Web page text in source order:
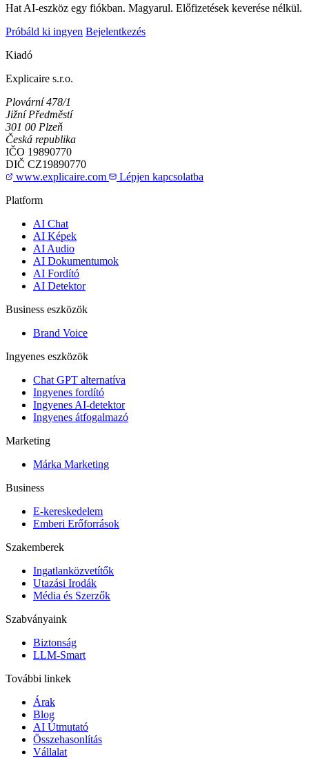
Hat AI-eszköz egy fiókban. Magyarul. Előfizetések keverése nélkül.
Próbáld ki ingyen Bejelentkezés
Kiadó
Explicaire s.r.o.
Plovární 478/1
Jižní Předměstí
301 00 Plzeň
Česká republika
IČO 19890770
DIČ CZ19890770
www.explicaire.com
Lépjen kapcsolatba
Platform
AI Chat
AI Képek
AI Audio
AI Dokumentumok
AI Fordító
AI Detektor
Business eszközök
Brand Voice
Ingyenes eszközök
Chat GPT alternatíva
Ingyenes fordító
Ingyenes AI-detektor
Ingyenes átfogalmazó
Marketing
Márka Marketing
Business
E-kereskedelem
Emberi Erőforrások
Szakemberek
Ingatlanközvetítők
Utazási Irodák
Média és Szerzők
Szabványaink
Biztonság
LLM-Smart
További linkek
Árak
Blog
AI Útmutató
Összehasonlítás
Vállalat